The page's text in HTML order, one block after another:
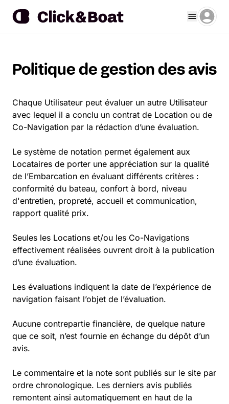
Politique de gestion des avis
Chaque Utilisateur peut évaluer un autre Utilisateur
avec lequel il a conclu un contrat de Location ou de
Co-Navigation par la rédaction d’une évaluation.
Le système de notation permet également aux
Locataires de porter une appréciation sur la qualité
de l’Embarcation en évaluant différents critères :
conformité du bateau, confort à bord, niveau
d'entretien, propreté, accueil et communication,
rapport qualité prix.
Seules les Locations et/ou les Co-Navigations
effectivement réalisées ouvrent droit à la publication
d’une évaluation.
Les évaluations indiquent la date de l’expérience de
navigation faisant l’objet de l’évaluation.
Aucune contrepartie financière, de quelque nature
que ce soit, n’est fournie en échange du dépôt d’un
avis.
Le commentaire et la note sont publiés sur le site par
ordre chronologique. Les derniers avis publiés
remontent ainsi automatiquement en haut de la